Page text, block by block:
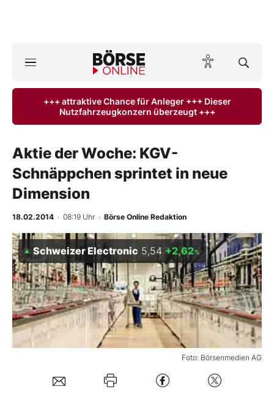
Anlageprodukte
Finanz-Check
Abo & Shop
Experten
Mein B:O
Mein Konto
Folgen Sie uns
+++ attraktive Chance für Anleger +++ Dieser
Nutzfahrzeugkonzern überzeugt +++
Aktie der Woche: KGV-
Schnäppchen sprintet in neue
Dimension
18.02.2014 · 08:19 Uhr · Börse Online Redaktion
Foto: Börsenmedien AG
Schweizer Electronic 5,54 +2,62%